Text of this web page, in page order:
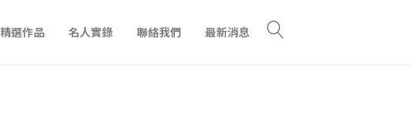
精選作品 名人實錄 聯絡我們 最新消息